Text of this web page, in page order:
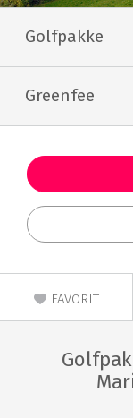
Golfpakke
Greenfee
FAVORIT